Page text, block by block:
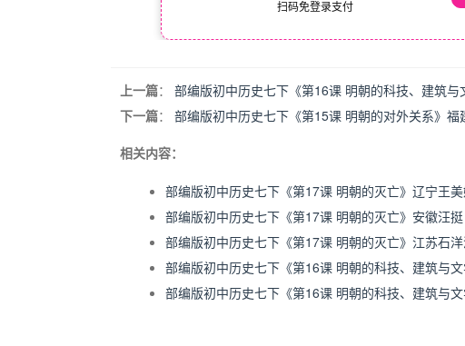
扫码免登录支付
上一篇： 部编版初中历史七下《第16课 明朝的科技、建筑与
下一篇： 部编版初中历史七下《第15课 明朝的对外关系》福
相关内容：
部编版初中历史七下《第17课 明朝的灭亡》辽宁王
部编版初中历史七下《第17课 明朝的灭亡》安徽汪挺
部编版初中历史七下《第17课 明朝的灭亡》江苏石
部编版初中历史七下《第16课 明朝的科技、建筑与
部编版初中历史七下《第16课 明朝的科技、建筑与